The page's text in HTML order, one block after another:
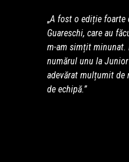
„A fost o ediție foarte
Guareschi, care au
m-am simțit minunat.
numărul unu la
adevărat mulțumit de
de echipă.”